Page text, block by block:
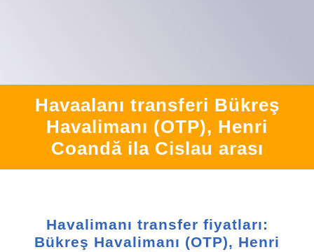
Havaalanı transferi Bükreş
Havalimanı (OTP), Henri
Coandă ila Cislau arası
Havalimanı transfer fiyatları:
Bükreş Havalimanı (OTP), Henri